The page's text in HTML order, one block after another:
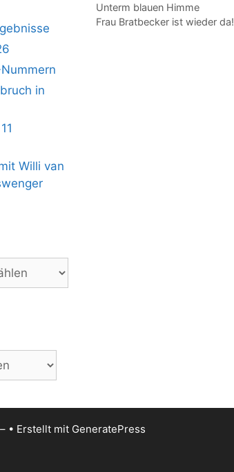
Unterm blauen Himme
Frau Bratbecker ist wieder da!
in
Willi van
• Erstellt mit GeneratePress